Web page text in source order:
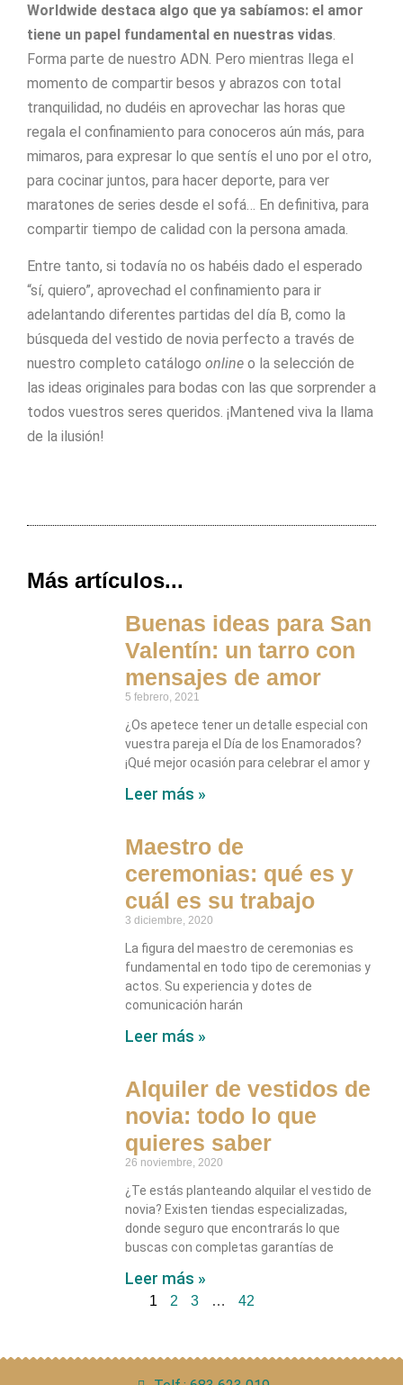
Worldwide destaca algo que ya sabíamos: el amor
tiene un papel fundamental en nuestras vidas.
Forma parte de nuestro ADN. Pero mientras llega el
momento de compartir besos y abrazos con total
tranquilidad, no dudéis en aprovechar las horas que
regala el confinamiento para conoceros aún más, para
mimaros, para expresar lo que sentís el uno por el otro,
para cocinar juntos, para hacer deporte, para ver
maratones de series desde el sofá… En definitiva, para
compartir tiempo de calidad con la persona amada.
Entre tanto, si todavía no os habéis dado el esperado
“sí, quiero”, aprovechad el confinamiento para ir
adelantando diferentes partidas del día B, como la
búsqueda del vestido de novia perfecto a través de
nuestro completo catálogo online o la selección de
las ideas originales para bodas con las que sorprender a
todos vuestros seres queridos. ¡Mantened viva la llama
de la ilusión!
Más artículos...
Buenas ideas para San
Valentín: un tarro con
mensajes de amor
5 febrero, 2021
¿Os apetece tener un detalle especial con
vuestra pareja el Día de los Enamorados?
¡Qué mejor ocasión para celebrar el amor y
Leer más »
Maestro de
ceremonias: qué es y
cuál es su trabajo
3 diciembre, 2020
La figura del maestro de ceremonias es
fundamental en todo tipo de ceremonias y
actos. Su experiencia y dotes de
comunicación harán
Leer más »
Alquiler de vestidos de
novia: todo lo que
quieres saber
26 noviembre, 2020
¿Te estás planteando alquilar el vestido de
novia? Existen tiendas especializadas,
donde seguro que encontrarás lo que
buscas con completas garantías de
Leer más »
1 2 3 … 42